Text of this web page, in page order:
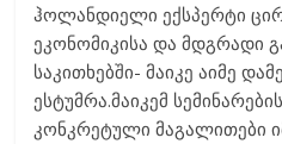
ჰოლანდიელი ექსპერტი
ეკონომიკისა და მდგრადი
საკითხებში- მაიკე აიმე
ესტუმრა.მაიკემ
კონკრეტული მაგალითები